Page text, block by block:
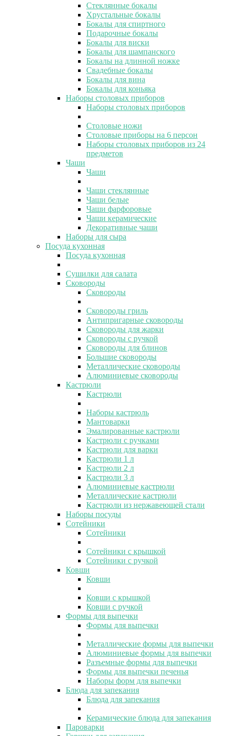
Стеклянные бокалы
Хрустальные бокалы
Бокалы для спиртного
Подарочные бокалы
Бокалы для виски
Бокалы для шампанского
Бокалы на длинной ножке
Свадебные бокалы
Бокалы для вина
Бокалы для коньяка
Наборы столовых приборов
Наборы столовых приборов
Столовые ножи
Столовые приборы на 6 персон
Наборы столовых приборов из 24
предметов
Чаши
Чаши
Чаши стеклянные
Чаши белые
Чаши фарфоровые
Чаши керамические
Декоративные чаши
Наборы для сыра
Посуда кухонная
Посуда кухонная
Сушилки для салата
Сковороды
Сковороды
Сковороды гриль
Антипригарные сковороды
Сковороды для жарки
Сковороды с ручкой
Сковороды для блинов
Большие сковороды
Металлические сковороды
Алюминиевые сковороды
Кастрюли
Кастрюли
Наборы кастрюль
Мантоварки
Эмалированные кастрюли
Кастрюли с ручками
Кастрюли для варки
Кастрюли 1 л
Кастрюли 2 л
Кастрюли 3 л
Алюминиевые кастрюли
Металлические кастрюли
Кастрюли из нержавеющей стали
Наборы посуды
Сотейники
Сотейники
Сотейники с крышкой
Сотейники с ручкой
Ковши
Ковши
Ковши с крышкой
Ковши с ручкой
Формы для выпечки
Формы для выпечки
Металлические формы для выпечки
Алюминиевые формы для выпечки
Разъемные формы для выпечки
Формы для выпечки печенья
Наборы форм для выпечки
Блюда для запекания
Блюда для запекания
Керамические блюда для запекания
Пароварки